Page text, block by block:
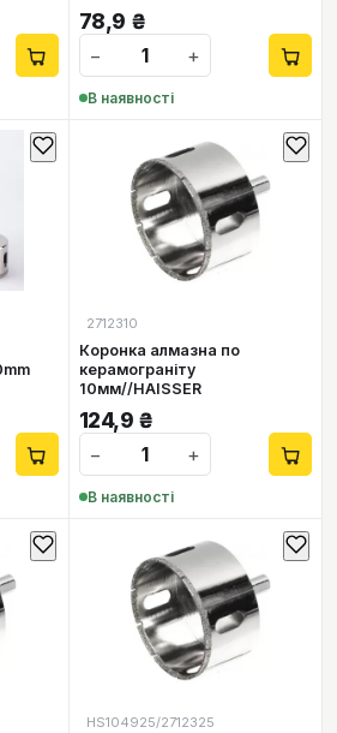
78,9 ₴
−
+
В наявності
2712310
Коронка алмазна по
керамограніту
10мм//HAISSER
124,9 ₴
−
+
В наявності
HS104925/2712325